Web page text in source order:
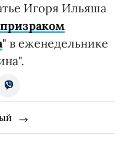
Игоря Ильяша
" в еженедельнике